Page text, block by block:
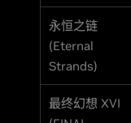
永恒之链
(Eternal
Strands)
最终幻想 XVI